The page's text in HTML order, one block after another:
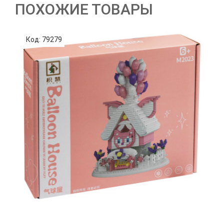
ПОХОЖИЕ ТОВАРЫ
Код: 79279